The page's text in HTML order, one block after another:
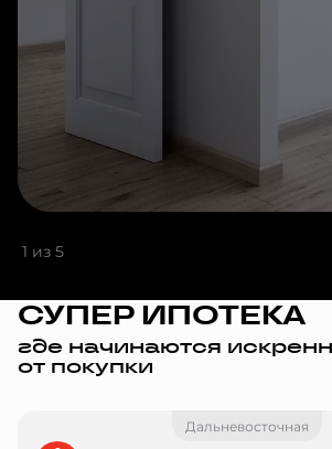
1 из 5
СУПЕР ИПОТЕКА
где начинаются
от покупки
Дальневосточная